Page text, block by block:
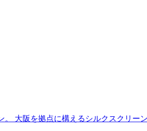
大阪を拠点に構えるシルクスクリー